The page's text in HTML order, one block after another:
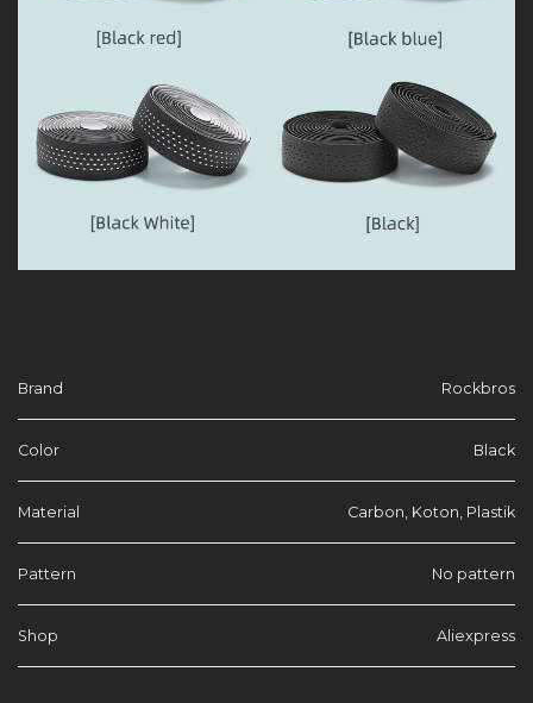
Brand Rockbros
Color Black
Material Carbon, Koton, Plastik
Pattern No pattern
Shop Aliexpress